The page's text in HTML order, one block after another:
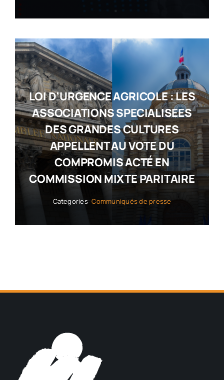
LOI D’URGENCE AGRICOLE : LES
ASSOCIATIONS SPECIALISEES
DES GRANDES CULTURES
APPELLENT AU VOTE DU
COMPROMIS ACTÉ EN
COMMISSION MIXTE PARITAIRE
Categories:Communiqués de presse